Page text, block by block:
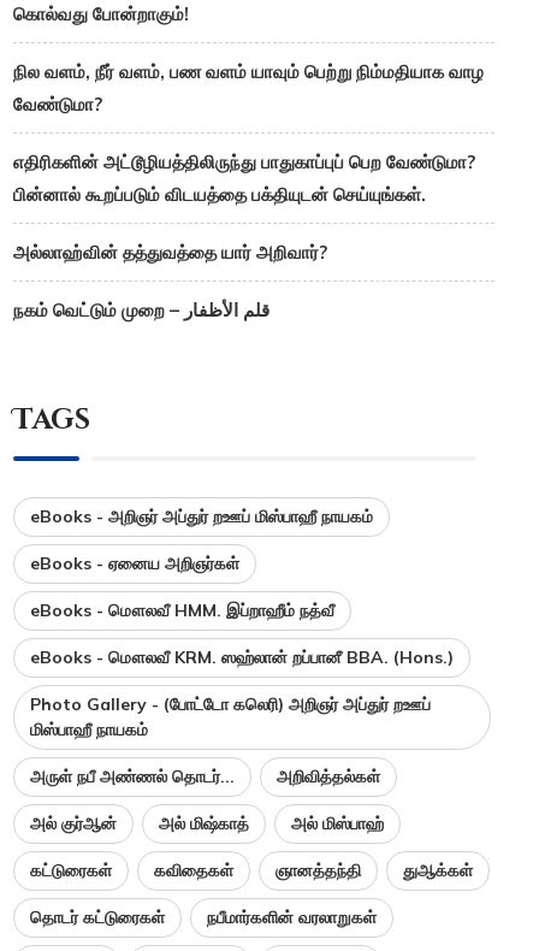
கொல்வது போன்றாகும்!
நில வளம், நீர் வளம், பண வளம் யாவும் பெற்று நிம்மதியாக வாழ
வேண்டுமா?
எதிரிகளின் அட்டூழியத்திலிருந்து பாதுகாப்புப் பெற வேண்டுமா?
பின்னால் கூறப்படும் விடயத்தை பக்தியுடன் செய்யுங்கள்.
அல்லாஹ்வின் தத்துவத்தை யார் அறிவார்?
நகம் வெட்டும் முறை – قلم الأظفار
Tags
eBooks - அறிஞர் அப்துர் றஊப் மிஸ்பாஹீ நாயகம்
eBooks - ஏனைய அறிஞர்கள்
eBooks - மௌலவீ HMM. இப்றாஹீம் நத்வீ
eBooks - மௌலவீ KRM. ஸஹ்லான் றப்பானீ BBA. (Hons.)
Photo Gallery - (போட்டோ கலெரி) அறிஞர் அப்துர் றஊப்
மிஸ்பாஹீ நாயகம்
அருள் நபீ அண்ணல் தொடர்... அறிவித்தல்கள்
அல் குர்ஆன் அல் மிஷ்காத் அல் மிஸ்பாஹ்
கட்டுரைகள் கவிதைகள் ஞானத்தந்தி துஆக்கள்
தொடர் கட்டுரைகள் நபீமார்களின் வரலாறுகள்